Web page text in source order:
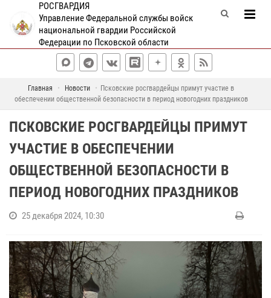
РОСГВАРДИЯ
Управление Федеральной службы войск
национальной гвардии Российской
Федерации по Псковской области
Главная Новости
Псковские росгвардейцы примут участие в
обеспечении общественной безопасности в период новогодних праздников
ПСКОВСКИЕ РОСГВАРДЕЙЦЫ ПРИМУТ
УЧАСТИЕ В ОБЕСПЕЧЕНИИ
ОБЩЕСТВЕННОЙ БЕЗОПАСНОСТИ В
ПЕРИОД НОВОГОДНИХ ПРАЗДНИКОВ
25 декабря 2024, 10:30